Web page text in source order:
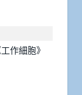
作細胞》